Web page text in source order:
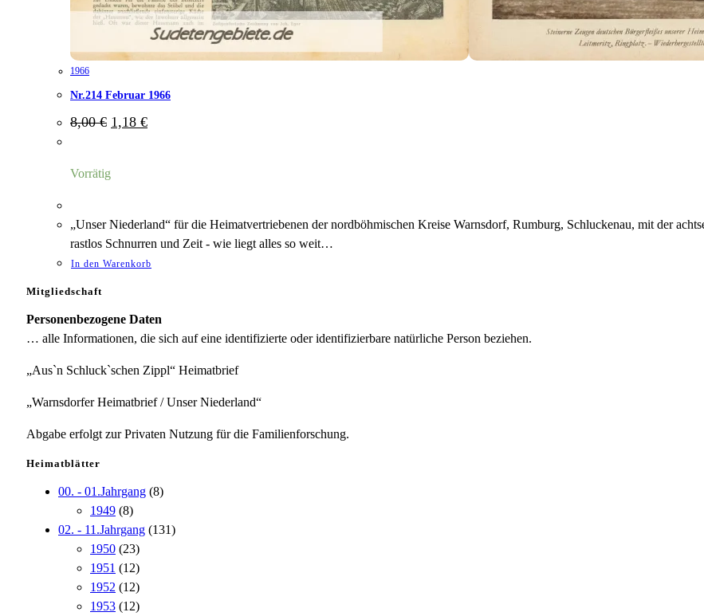
1966
Nr.214 Februar 1966
8,00€ Ursprünglicher
Preis
1,18 €Aktueller
Preis
Vorrätig
„Unser Niederland“ für die Heimatvertriebenen der nordböhmischen Kreise Warnsdorf, Rumburg, Schluckenau, mit der
rastlos Schnurren und Zeit - wie liegt alles so weit…
In den Warenkorb
Mitgliedschaft
Personenbezogene Daten
… alle Informationen, die sich auf eine identifizierte oder identifizierbare natürliche Person beziehen.
„Aus`n Schluck`schen Zippl“ Heimatbrief
„Warnsdorfer Heimatbrief / Unser Niederland“
Abgabe erfolgt zur Privaten Nutzung für die Familienforschung.
Heimatblätter
00. - 01.Jahrgang (8)
1949 (8)
02. - 11.Jahrgang (131)
1950 (23)
1951 (12)
1952 (12)
1953 (12)